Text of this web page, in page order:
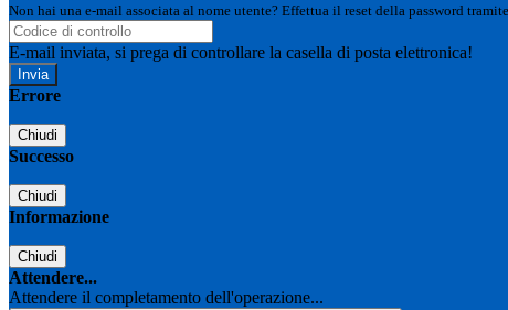
Non hai una e-mail associata al nome utente? Effettua il reset della password
E-mail inviata, si prega di controllare la casella di posta elettronica!
Errore
Chiudi
Successo
Chiudi
Informazione
Chiudi
Attendere...
Attendere il completamento dell'operazione...